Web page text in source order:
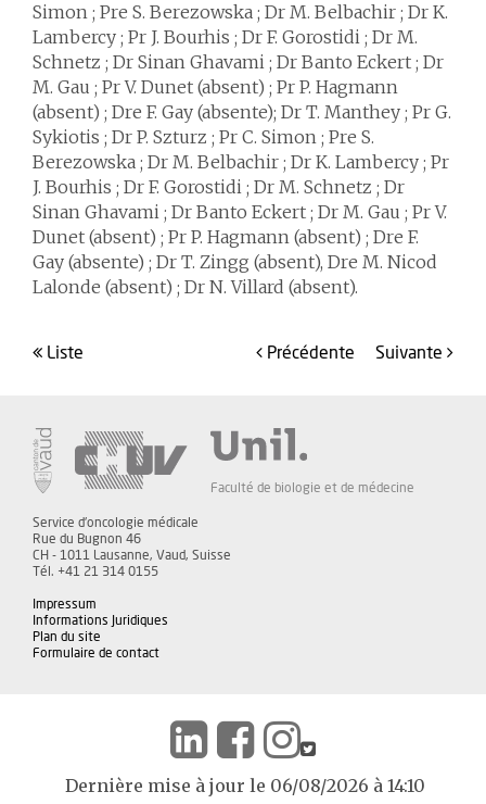
Simon ; Pre S. Berezowska ; Dr M. Belbachir ; Dr K.
Lambercy ; Pr J. Bourhis ; Dr F. Gorostidi ; Dr M.
Schnetz ; Dr Sinan Ghavami ; Dr Banto Eckert ; Dr
M. Gau ; Pr V. Dunet (absent) ; Pr P. Hagmann
(absent) ; Dre F. Gay (absente); Dr T. Manthey ; Pr G.
Sykiotis ; Dr P. Szturz ; Pr C. Simon ; Pre S.
Berezowska ; Dr M. Belbachir ; Dr K. Lambercy ; Pr
J. Bourhis ; Dr F. Gorostidi ; Dr M. Schnetz ; Dr
Sinan Ghavami ; Dr Banto Eckert ; Dr M. Gau ; Pr V.
Dunet (absent) ; Pr P. Hagmann (absent) ; Dre F.
Gay (absente) ; Dr T. Zingg (absent), Dre M. Nicod
Lalonde (absent) ; Dr N. Villard (absent).
liste précédente suivante
Faculté de biologie et de médecine
Service d'oncologie médicale
Rue du Bugnon 46
CH - 1011 Lausanne, Vaud, Suisse
Tél. +41 21 314 0155
Impressum
Informations Juridiques
Plan du site
Formulaire de contact
Dernière mise à jour le 06/08/2026 à 14:10